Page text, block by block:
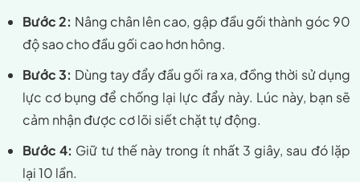
Bước 2: Nâng chân lên cao, gập đầu gối thành góc 90
độ sao cho đầu gối cao hơn hông.
Bước 3: Dùng tay đẩy đầu gối ra xa, đồng thời sử dụng
lực cơ bụng để chống lại lực đẩy này. Lúc này, bạn sẽ
cảm nhận được cơ lõi siết chặt tự động.
Bước 4: Giữ tư thế này trong ít nhất 3 giây, sau đó lặp
lại 10 lần.